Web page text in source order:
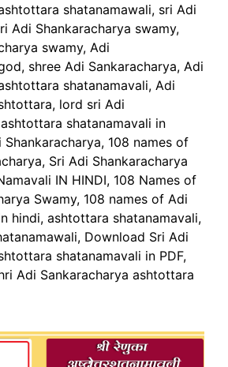
shatanamawali, sri Adi
Adi Shankaracharya swamy,
swamy, Adi
shree Adi Sankaracharya, Adi
shatanamavali, Adi
lord sri Adi
shatanamavali in
Shankaracharya, 108 names of
Sri Adi Shankaracharya
IN HINDI, 108 Names of
Swamy, 108 names of Adi
hindi, ashtottara shatanamavali,
Download Sri Adi
shatanamavali in PDF,
Adi Sankaracharya ashtottara